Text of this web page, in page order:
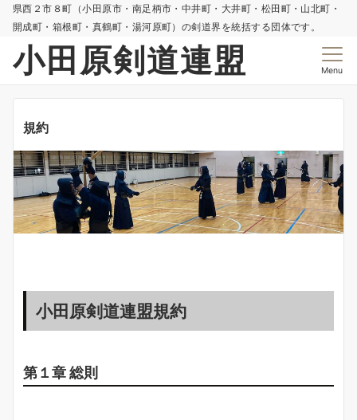
県西２市８町（小田原市・南足柄市・中井町・大井町・松田町・山北町・
開成町・箱根町・真鶴町・湯河原町）の剣道界を統括する団体です。
小田原剣道連盟 Menu
規約
小田原剣道連盟規約
第１章 総則